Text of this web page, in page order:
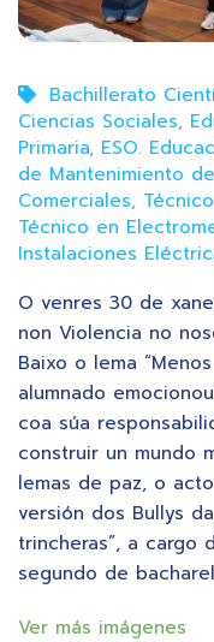
Bachillerato
Ciencias Sociales,
Primaria, ESO.
de Mantenimiento
Comerciales,
Técnico en
Instalaciones
O venres 30 de
non Violencia no
Baixo o lema
alumnado
coa súa
construir un mundo
lemas de paz, o
versión dos Bullys
trincheras”, a cargo
segundo de
Ver más imágenes